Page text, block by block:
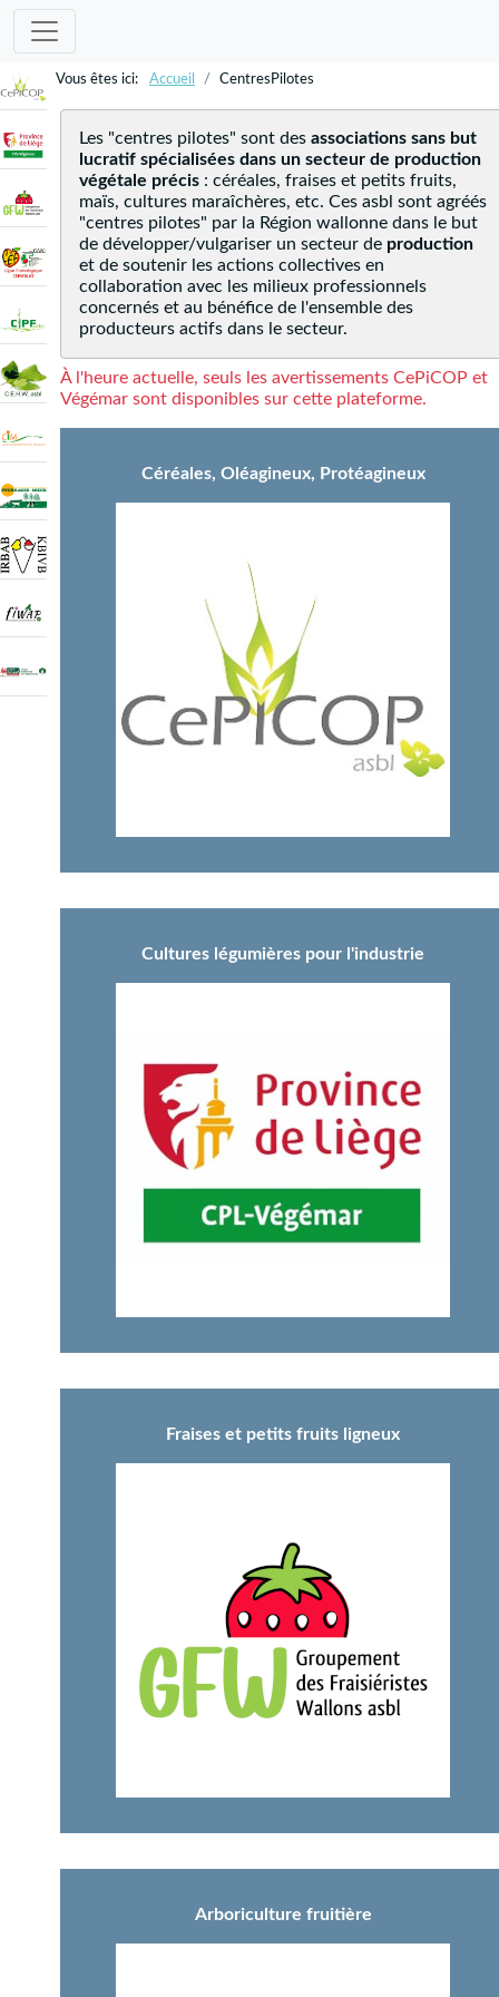
Accueil CentresPilotes
Les "centres pilotes" sont des associations sans but
lucratif spécialisées dans un secteur de production
végétale précis : céréales, fraises et petits fruits,
maïs, cultures maraîchères, etc. Ces asbl sont agréés
"centres pilotes" par la Région wallonne dans le but
de développer/vulgariser un secteur de production
et de soutenir les actions collectives en
collaboration avec les milieux professionnels
concernés et au bénéfice de l'ensemble des
producteurs actifs dans le secteur.
À l'heure actuelle, seuls les avertissements CePiCOP et
Végémar sont disponibles sur cette plateforme.
Céréales, Oléagineux, Protéagineux
Cultures légumières pour l'industrie
Fraises et petits fruits ligneux
Arboriculture fruitière